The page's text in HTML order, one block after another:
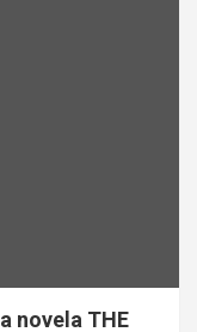
novela THE